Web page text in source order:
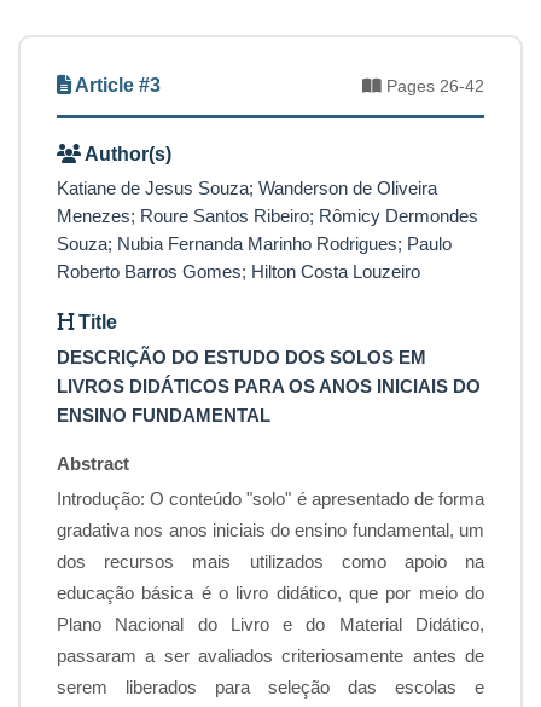
Article #3 Pages 26-42
Author(s)
Katiane de Jesus Souza; Wanderson de Oliveira
Menezes; Roure Santos Ribeiro; Rômicy Dermondes
Souza; Nubia Fernanda Marinho Rodrigues; Paulo
Roberto Barros Gomes; Hilton Costa Louzeiro
Title
DESCRIÇÃO DO ESTUDO DOS SOLOS EM
LIVROS DIDÁTICOS PARA OS ANOS INICIAIS DO
ENSINO FUNDAMENTAL
Abstract
Introdução: O conteúdo "solo" é apresentado de forma
gradativa nos anos iniciais do ensino fundamental, um
dos recursos mais utilizados como apoio na
educação básica é o livro didático, que por meio do
Plano Nacional do Livro e do Material Didático,
passaram a ser avaliados criteriosamente antes de
serem liberados para seleção das escolas e